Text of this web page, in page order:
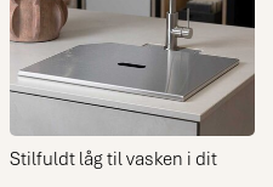
Stilfuldt låg til vasken i dit